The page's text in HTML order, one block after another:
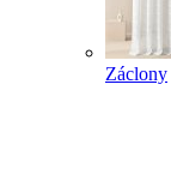
Záclony